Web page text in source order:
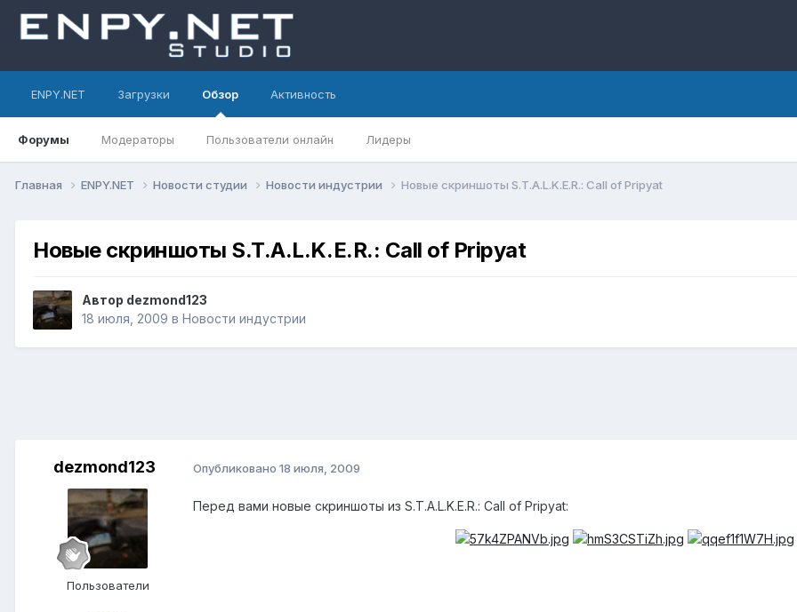
ENPY.NET Загрузки Обзор
Форумы Модераторы Пользователи онлайн Лидеры
Активность
Главная ENPY.NET Новости студии Новости индустрии Новые скриншоты S.T.A.L.K.E.R.: Call of Pripyat
Новые скриншоты S.T.A.L.K.E.R.: Call of Pripyat
Автор dezmond123
18 июля, 2009 в Новости индустрии
dezmond123
Пользователи
Опубликовано 18 июля, 2009
Перед вами новые скриншоты из S.T.A.L.K.E.R.: Call of Pripyat: